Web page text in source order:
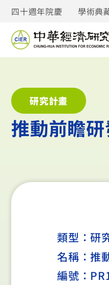
四十週年院慶 學術典
研究計畫
推動前瞻
類型：研
名稱：推
編號：